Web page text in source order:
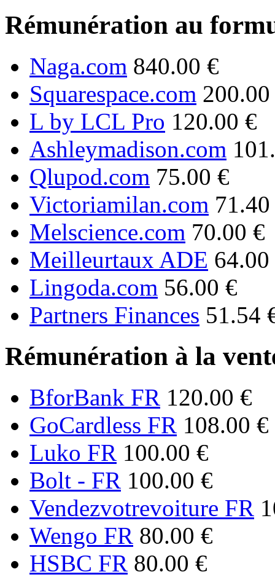
Rémunération au
Naga.com 840.00 €
Squarespace.com
L by LCL Pro 120.00 €
Ashleymadison.com
Qlupod.com 75.00 €
Victoriamilan.com
Melscience.com 70.00 €
Meilleurtaux ADE 64.00
Lingoda.com 56.00 €
Partners Finances 51.54
Rémunération à la
BforBank FR 120.00 €
GoCardless FR 108.00 €
Luko FR 100.00 €
Bolt - FR 100.00 €
Vendezvotrevoiture FR
Wengo FR 80.00 €
HSBC FR 80.00 €